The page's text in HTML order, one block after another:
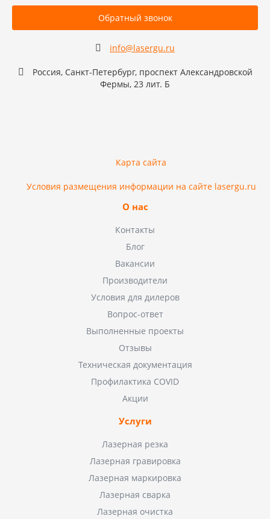
Обратный звонок
info@lasergu.ru
Россия, Санкт-Петербург, проспект Александровской
Фермы, 23 лит. Б
Карта сайта
Условия размещения информации на сайте lasergu.ru
О нас
Контакты
Блог
Вакансии
Производители
Условия для дилеров
Вопрос-ответ
Выполненные проекты
Отзывы
Техническая документация
Профилактика COVID
Акции
Услуги
Лазерная резка
Лазерная гравировка
Лазерная маркировка
Лазерная сварка
Лазерная очистка